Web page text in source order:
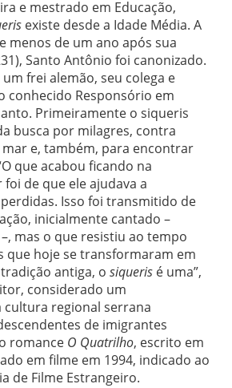
e mestrado em Educação,
existe desde a Idade Média. A
menos de um ano após sua
Santo Antônio foi canonizado.
frei alemão, seu colega e
conhecido Responsório em
Primeiramente o siqueris
busca por milagres, contra
e, também, para encontrar
que acabou ficando na
de que ele ajudava a
Isso foi transmitido de
inicialmente cantado –
mas o que resistiu ao tempo
que hoje se transformaram em
antiga, o siqueris é uma”,
considerado um
regional serrana
de imigrantes
romance O Quatrilho, escrito em
em filme em 1994, indicado ao
de Filme Estrangeiro.